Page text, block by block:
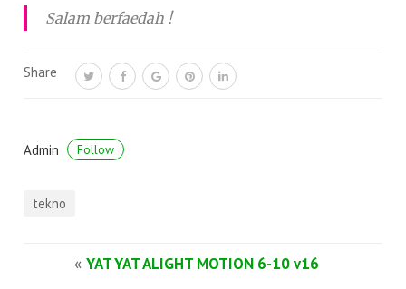
Salam berfaedah !
Share
Admin Follow
tekno
« YAT YAT ALIGHT MOTION 6-10 v16